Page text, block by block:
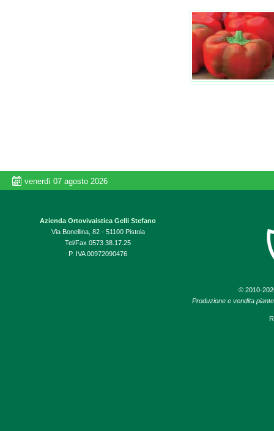
venerdì 07 agosto 2026
Azienda Ortovivaistica Gelli Stefano
Via Bonellina, 82 - 51100 Pistoia
Tel/Fax 0573 38.17.25
P. IVA 00972090476
© 2010-
Produzione e vendita